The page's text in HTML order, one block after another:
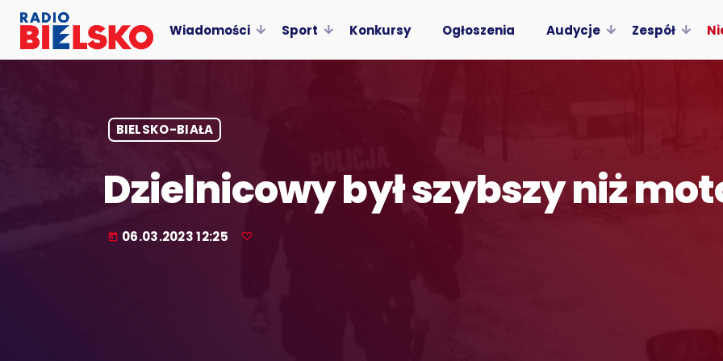
Wiadomości Sport Konkursy Ogłoszenia Audycje Zespół
BIELSKO-BIAŁA
Dzielnicowy był szybszy niż
today 06.03.2023 12:25